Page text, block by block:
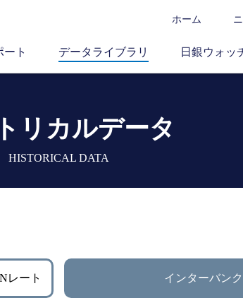
ホーム
ト データライブラリ 日銀ウォッ
リカルデータ
HISTORICAL DATA
レート インターバン